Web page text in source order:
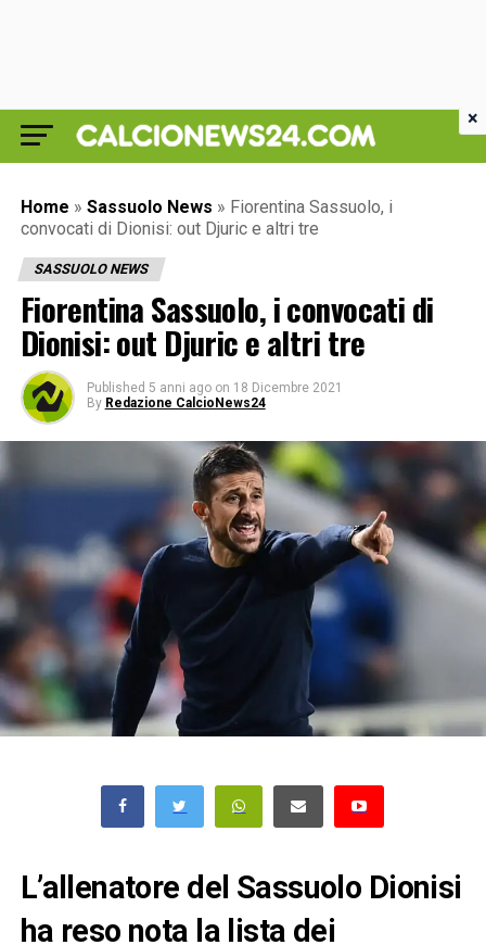
Home » Sassuolo News » Fiorentina Sassuolo, i
convocati di Dionisi: out Djuric e altri tre
SASSUOLO NEWS
Fiorentina Sassuolo, i convocati di
Dionisi: out Djuric e altri tre
Published 5 anni ago on 18 Dicembre 2021
By Redazione CalcioNews24
L’allenatore del Sassuolo Dionisi
ha reso nota la lista dei
×